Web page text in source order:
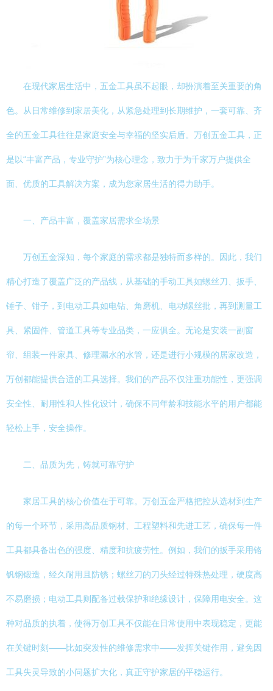
在现代家居生活中，五金工具虽不起眼，却扮演着至关重要的角
色。从日常维修到家居美化，从紧急处理到长期维护，一套可靠、齐
全的五金工具往往是家庭安全与幸福的坚实后盾。万创五金工具，正
是以“丰富产品，专业守护”为核心理念，致力于为千家万户提供全
面、优质的工具解决方案，成为您家居生活的得力助手。
一、产品丰富，覆盖家居需求全场景
万创五金深知，每个家庭的需求都是独特而多样的。因此，我们
精心打造了覆盖广泛的产品线，从基础的手动工具如螺丝刀、扳手、
锤子、钳子，到电动工具如电钻、角磨机、电动螺丝批，再到测量工
具、紧固件、管道工具等专业品类，一应俱全。无论是安装一副窗
帘、组装一件家具、修理漏水的水管，还是进行小规模的居家改造，
万创都能提供合适的工具选择。我们的产品不仅注重功能性，更强调
安全性、耐用性和人性化设计，确保不同年龄和技能水平的用户都能
轻松上手，安全操作。
二、品质为先，铸就可靠守护
家居工具的核心价值在于可靠。万创五金严格把控从选材到生产
的每一个环节，采用高品质钢材、工程塑料和先进工艺，确保每一件
工具都具备出色的强度、精度和抗疲劳性。例如，我们的扳手采用铬
钒钢锻造，经久耐用且防锈；螺丝刀的刀头经过特殊热处理，硬度高
不易磨损；电动工具则配备过载保护和绝缘设计，保障用电安全。这
种对品质的执着，使得万创工具不仅能在日常使用中表现稳定，更能
在关键时刻——比如突发性的维修需求中——发挥关键作用，避免因
工具失灵导致的小问题扩大化，真正守护家居的平稳运行。